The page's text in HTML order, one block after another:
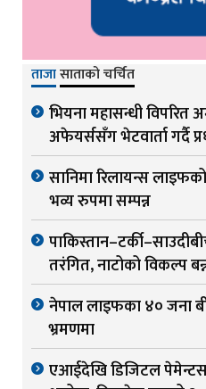
ताजासाताको चर्चित
भियना महासन्धी विपरित
अफेयर्ससँग भेटवार्ता गर्दै
सानिमा रिलायन्स
भव्य रुपमा सम्पन्न
तरंगित, नाटोको विकल्प
नेपाल लाइफका ४० जना
भ्रमणमा
एआईदेखि डिजिटल